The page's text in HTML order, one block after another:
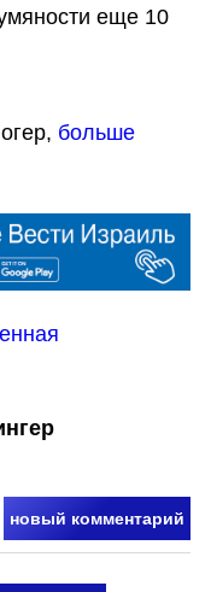
еще 10
больше
новый комментарий